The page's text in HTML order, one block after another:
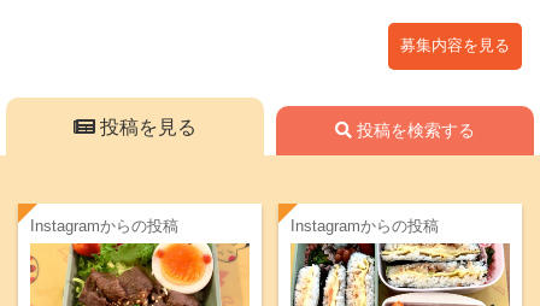
募集内容を見る
投稿を見る 投稿を検索する
Instagramからの投稿 Instagramからの投稿